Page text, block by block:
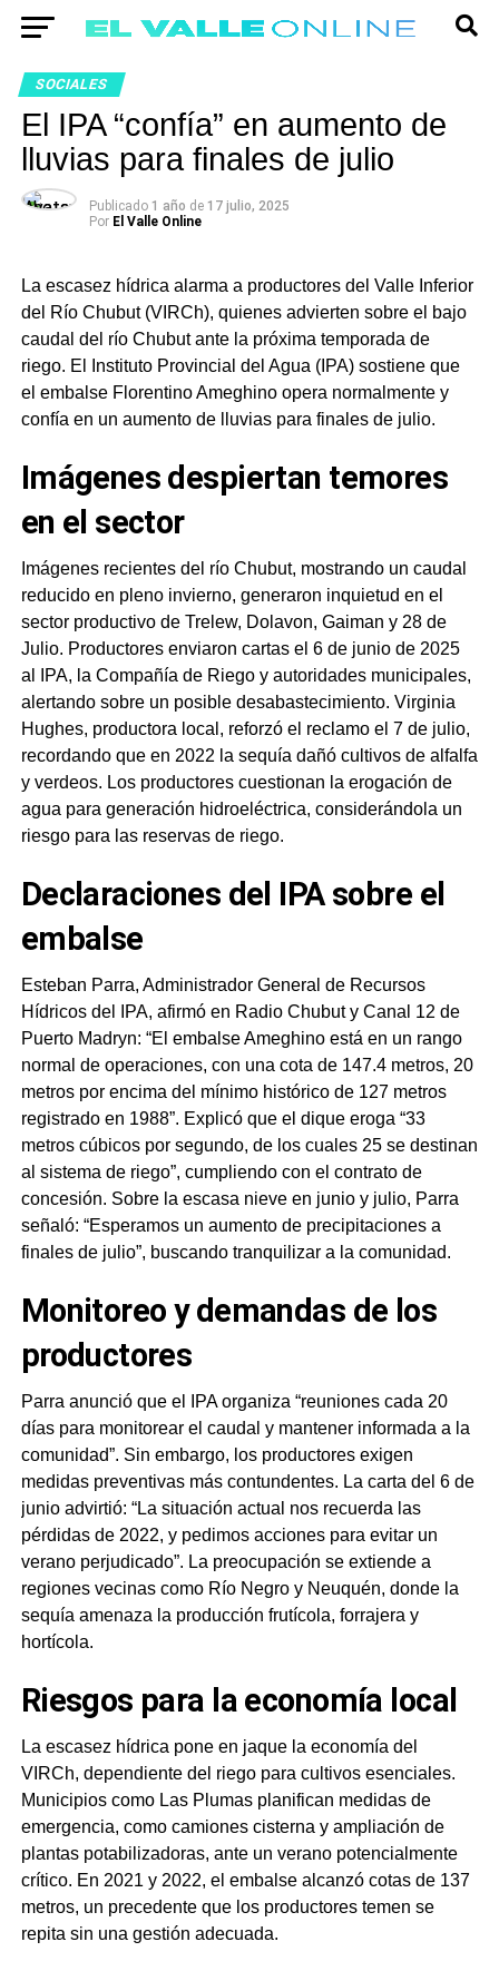
SOCIALES
El IPA “confía” en aumento de
lluvias para finales de julio
Publicado 1 año de 17 julio, 2025
Por El Valle Online
La escasez hídrica alarma a productores del Valle Inferior
del Río Chubut (VIRCh), quienes advierten sobre el bajo
caudal del río Chubut ante la próxima temporada de
riego. El Instituto Provincial del Agua (IPA) sostiene que
el embalse Florentino Ameghino opera normalmente y
confía en un aumento de lluvias para finales de julio.
Imágenes despiertan temores
en el sector
Imágenes recientes del río Chubut, mostrando un caudal
reducido en pleno invierno, generaron inquietud en el
sector productivo de Trelew, Dolavon, Gaiman y 28 de
Julio. Productores enviaron cartas el 6 de junio de 2025
al IPA, la Compañía de Riego y autoridades municipales,
alertando sobre un posible desabastecimiento. Virginia
Hughes, productora local, reforzó el reclamo el 7 de julio,
recordando que en 2022 la sequía dañó cultivos de alfalfa
y verdeos. Los productores cuestionan la erogación de
agua para generación hidroeléctrica, considerándola un
riesgo para las reservas de riego.
Declaraciones del IPA sobre el
embalse
Esteban Parra, Administrador General de Recursos
Hídricos del IPA, afirmó en Radio Chubut y Canal 12 de
Puerto Madryn: “El embalse Ameghino está en un rango
normal de operaciones, con una cota de 147.4 metros, 20
metros por encima del mínimo histórico de 127 metros
registrado en 1988”. Explicó que el dique eroga “33
metros cúbicos por segundo, de los cuales 25 se destinan
al sistema de riego”, cumpliendo con el contrato de
concesión. Sobre la escasa nieve en junio y julio, Parra
señaló: “Esperamos un aumento de precipitaciones a
finales de julio”, buscando tranquilizar a la comunidad.
Monitoreo y demandas de los
productores
Parra anunció que el IPA organiza “reuniones cada 20
días para monitorear el caudal y mantener informada a la
comunidad”. Sin embargo, los productores exigen
medidas preventivas más contundentes. La carta del 6 de
junio advirtió: “La situación actual nos recuerda las
pérdidas de 2022, y pedimos acciones para evitar un
verano perjudicado”. La preocupación se extiende a
regiones vecinas como Río Negro y Neuquén, donde la
sequía amenaza la producción frutícola, forrajera y
hortícola.
Riesgos para la economía local
La escasez hídrica pone en jaque la economía del
VIRCh, dependiente del riego para cultivos esenciales.
Municipios como Las Plumas planifican medidas de
emergencia, como camiones cisterna y ampliación de
plantas potabilizadoras, ante un verano potencialmente
crítico. En 2021 y 2022, el embalse alcanzó cotas de 137
metros, un precedente que los productores temen se
repita sin una gestión adecuada.